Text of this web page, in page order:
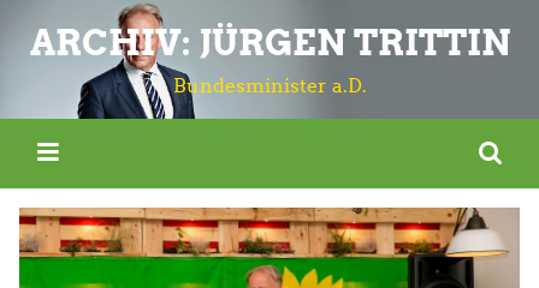
ARCHIV: JÜRGEN TRITTIN
Bundesminister a.D.